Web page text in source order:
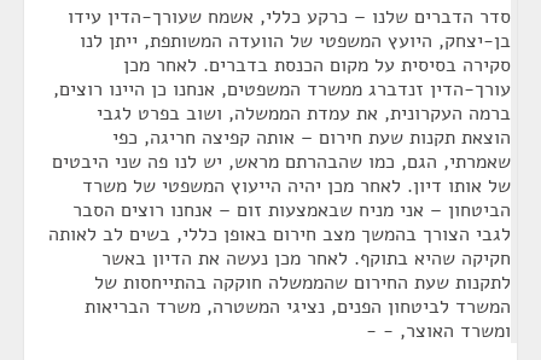
סדר הדברים שלנו – כרקע כללי, אשמח שעורך-הדין עידו
בן-יצחק, היועץ המשפטי של הוועדה המשותפת, ייתן לנו
סקירה בסיסית על מקום הכנסת בדברים. לאחר מכן
עורך-הדין זנדברג ממשרד המשפטים, אנחנו כן היינו רוצים,
ברמה העקרונית, את עמדת הממשלה, ושוב בפרט לגבי
הוצאת תקנות שעת חירום – אותה קפיצה חריגה, כפי
שאמרתי, הגם, כמו שהבהרתם מראש, יש לנו פה שני היבטים
של אותו דיון. לאחר מכן יהיה הייעוץ המשפטי של משרד
הביטחון – אני מניח שבאמצעות זום – אנחנו רוצים הסבר
לגבי הצורך בהמשך מצב חירום באופן כללי, בשים לב לאותה
חקיקה שהיא בתוקף. לאחר מכן נעשה את הדיון באשר
לתקנות שעת החירום שהממשלה חוקקה בהתייחסות של
המשרד לביטחון הפנים, נציגי המשטרה, משרד הבריאות
ומשרד האוצר, - -